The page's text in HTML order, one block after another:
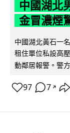
中國湖北
金冒濃煙
中國湖北黃石一
租住單位私設高
動鄰居報警。警
97 7 ↗